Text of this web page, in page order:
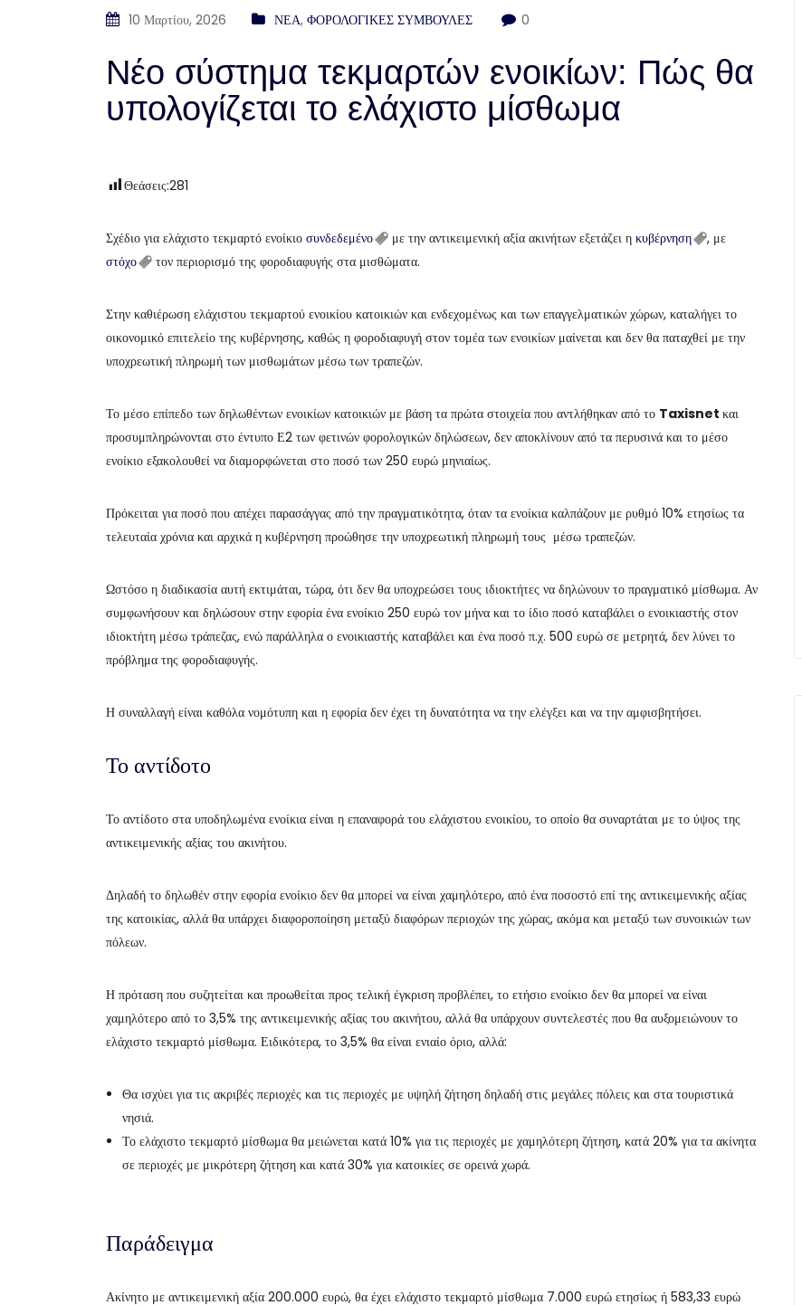
10 Μαρτίου, 2026 ΝΕΑ, ΦΟΡΟΛΟΓΙΚΕΣ ΣΥΜΒΟΥΛΕΣ 0
Νέο σύστημα τεκμαρτών ενοικίων: Πώς θα
υπολογίζεται το ελάχιστο μίσθωμα
Θεάσεις:281
Σχέδιο για ελάχιστο τεκμαρτό ενοίκιο συνδεδεμένο με την αντικειμενική αξία ακινήτων εξετάζει η κυβέρνηση
, με
στόχο
τον περιορισμό της φοροδιαφυγής στα μισθώματα.
Στην καθιέρωση ελάχιστου τεκμαρτού ενοικίου κατοικιών και ενδεχομένως και των επαγγελματικών χώρων, καταλήγει το
οικονομικό επιτελείο της κυβέρνησης, καθώς η φοροδιαφυγή στον τομέα των ενοικίων μαίνεται και δεν θα παταχθεί με την
υποχρεωτική πληρωμή των μισθωμάτων μέσω των τραπεζών.
Το μέσο επίπεδο των δηλωθέντων ενοικίων κατοικιών με βάση τα πρώτα στοιχεία που αντλήθηκαν από το Taxisnet και
προσυμπληρώνονται στο έντυπο Ε2 των φετινών φορολογικών δηλώσεων, δεν αποκλίνουν από τα περυσινά και το μέσο
ενοίκιο εξακολουθεί να διαμορφώνεται στο ποσό των 250 ευρώ μηνιαίως.
Πρόκειται για ποσό που απέχει παρασάγγας από την πραγματικότητα, όταν τα ενοίκια καλπάζουν με ρυθμό 10% ετησίως τα
τελευταία χρόνια και αρχικά η κυβέρνηση προώθησε την υποχρεωτική πληρωμή τους μέσω τραπεζών.
Ωστόσο η διαδικασία αυτή εκτιμάται, τώρα, ότι δεν θα υποχρεώσει τους ιδιοκτήτες να δηλώνουν το πραγματικό μίσθωμα. Αν
συμφωνήσουν και δηλώσουν στην εφορία ένα ενοίκιο 250 ευρώ τον μήνα και το ίδιο ποσό καταβάλει ο ενοικιαστής στον
ιδιοκτήτη μέσω τράπεζας, ενώ παράλληλα ο ενοικιαστής καταβάλει και ένα ποσό π.χ. 500 ευρώ σε μετρητά, δεν λύνει το
πρόβλημα της φοροδιαφυγής.
Η συναλλαγή είναι καθόλα νομότυπη και η εφορία δεν έχει τη δυνατότητα να την ελέγξει και να την αμφισβητήσει.
Το αντίδοτο
Το αντίδοτο στα υποδηλωμένα ενοίκια είναι η επαναφορά του ελάχιστου ενοικίου, το οποίο θα συναρτάται με το ύψος της
αντικειμενικής αξίας του ακινήτου.
Δηλαδή το δηλωθέν στην εφορία ενοίκιο δεν θα μπορεί να είναι χαμηλότερο, από ένα ποσοστό επί της αντικειμενικής αξίας
της κατοικίας, αλλά θα υπάρχει διαφοροποίηση μεταξύ διαφόρων περιοχών της χώρας, ακόμα και μεταξύ των συνοικιών των
πόλεων.
Η πρόταση που συζητείται και προωθείται προς τελική έγκριση προβλέπει, το ετήσιο ενοίκιο δεν θα μπορεί να είναι
χαμηλότερο από το 3,5% της αντικειμενικής αξίας του ακινήτου, αλλά θα υπάρχουν συντελεστές που θα αυξομειώνουν το
ελάχιστο τεκμαρτό μίσθωμα. Ειδικότερα, το 3,5% θα είναι ενιαίο όριο, αλλά:
Θα ισχύει για τις ακριβές περιοχές και τις περιοχές με υψηλή ζήτηση δηλαδή στις μεγάλες πόλεις και στα τουριστικά
νησιά.
Το ελάχιστο τεκμαρτό μίσθωμα θα μειώνεται κατά 10% για τις περιοχές με χαμηλότερη ζήτηση, κατά 20% για τα ακίνητα
σε περιοχές με μικρότερη ζήτηση και κατά 30% για κατοικίες σε ορεινά χωρά.
Παράδειγμα
Ακίνητο με αντικειμενική αξία 200.000 ευρώ, θα έχει ελάχιστο τεκμαρτό μίσθωμα 7.000 ευρώ ετησίως ή 583,33 ευρώ